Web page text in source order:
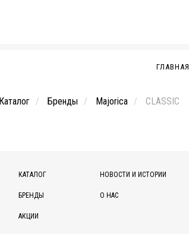
ГЛАВНАЯ
Каталог Бренды Majorica CLASSIC
КАТАЛОГ
БРЕНДЫ
АКЦИИ
НОВОСТИ И ИСТОРИИ
О НАС